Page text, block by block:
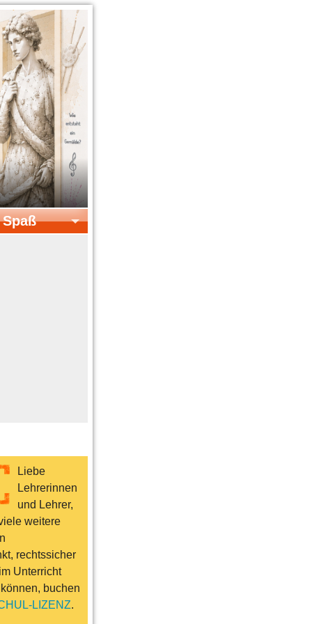
& Sport
Liebe
Lehrerinnen
und Lehrer,
weitere
rechtssicher
Unterricht
buchen
LIZENZ.